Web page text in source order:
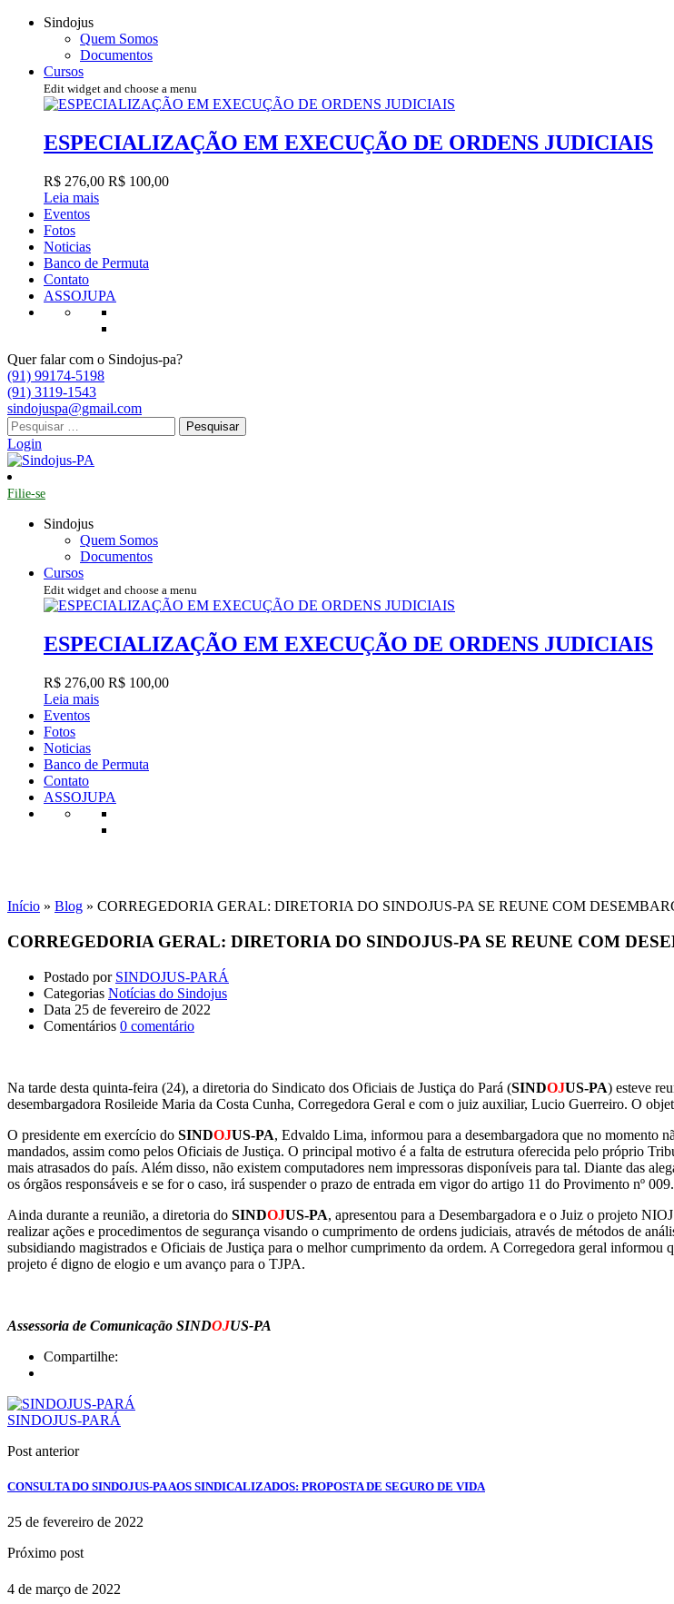
Sindojus
Quem Somos
Documentos
Cursos
Edit widget and choose a menu
ESPECIALIZAÇÃO EM EXECUÇÃO DE ORDENS JUDICIAIS
R$ 276,00 R$ 100,00
Leia mais
Eventos
Fotos
Noticias
Banco de Permuta
Contato
ASSOJUPA
Quer falar com o Sindojus-pa?
(91) 99174-5198
(91) 3119-1543
sindojuspa@gmail.com
Pesquisar
por:
Login
Filie-se
Sindojus
Quem Somos
Documentos
Cursos
Edit widget and choose a menu
ESPECIALIZAÇÃO EM EXECUÇÃO DE ORDENS JUDICIAIS
R$ 276,00 R$ 100,00
Leia mais
Eventos
Fotos
Noticias
Banco de Permuta
Contato
ASSOJUPA
Início » Blog » CORREGEDORIA GERAL: DIRETORIA DO SINDOJUS-PA SE REUNE COM
CORREGEDORIA GERAL: DIRETORIA DO SINDOJUS-PA SE REUNE COM
Postado por SINDOJUS-PARÁ
Categorias Notícias do Sindojus
Data 25 de fevereiro de 2022
Comentários 0 comentário
Na tarde desta quinta-feira (24), a diretoria do Sindicato dos Oficiais de Justiça do Pará (SINDOJUS-PA) esteve
desembargadora Rosileide Maria da Costa Cunha, Corregedora Geral e com o juiz auxiliar, Lucio Guerreiro. O
O presidente em exercício do SINDOJUS-PA, Edvaldo Lima, informou para a desembargadora que no momento
mandados, assim como pelos Oficiais de Justiça. O principal motivo é a falta de estrutura oferecida pelo próprio
mais atrasados do país. Além disso, não existem computadores nem impressoras disponíveis para tal. Diante das
os órgãos responsáveis e se for o caso, irá suspender o prazo de entrada em vigor do artigo 11 do Provimento nº 009.
Ainda durante a reunião, a diretoria do SINDOJUS-PA, apresentou para a Desembargadora e o Juiz o projeto
realizar ações e procedimentos de segurança visando o cumprimento de ordens judiciais, através de métodos de
subsidiando magistrados e Oficiais de Justiça para o melhor cumprimento da ordem. A Corregedora geral informou
projeto é digno de elogio e um avanço para o TJPA.
Assessoria de Comunicação SINDOJUS-PA
Compartilhe:
SINDOJUS-PARÁ
Post anterior
CONSULTA DO SINDOJUS-PA AOS SINDICALIZADOS: PROPOSTA DE SEGURO DE VIDA
25 de fevereiro de 2022
Próximo post
4 de março de 2022